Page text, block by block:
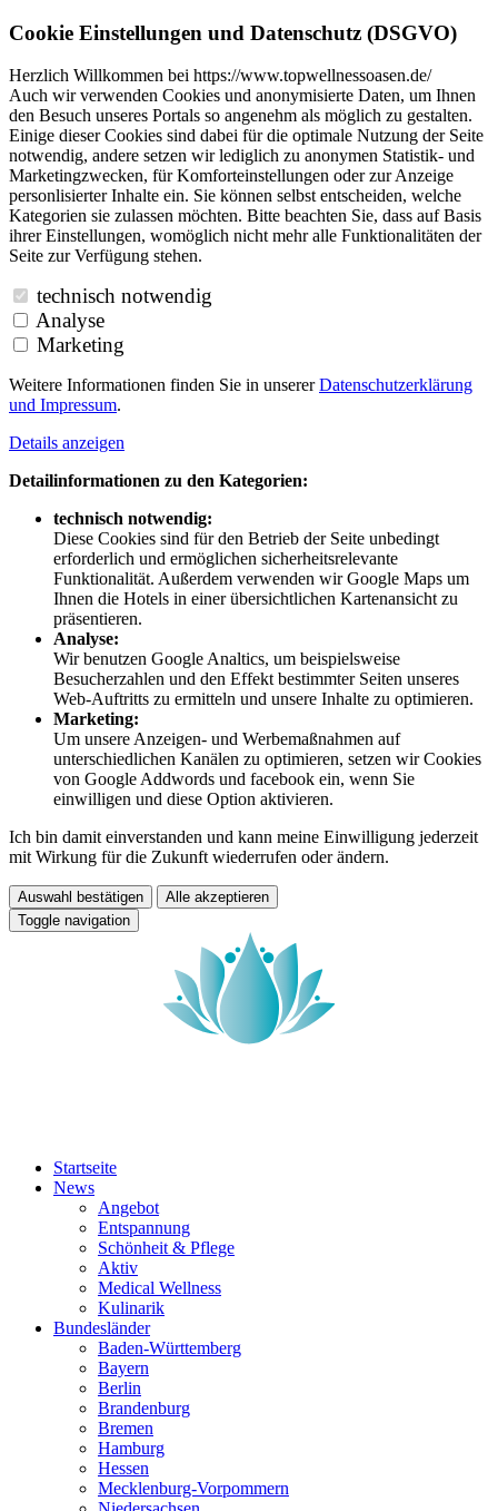
Cookie Einstellungen und Datenschutz (DSGVO)
Herzlich Willkommen bei https://www.topwellnessoasen.de/
Auch wir verwenden Cookies und anonymisierte Daten, um Ihnen
den Besuch unseres Portals so angenehm als möglich zu gestalten.
Einige dieser Cookies sind dabei für die optimale Nutzung der Seite
notwendig, andere setzen wir lediglich zu anonymen Statistik- und
Marketingzwecken, für Komforteinstellungen oder zur Anzeige
personlisierter Inhalte ein. Sie können selbst entscheiden, welche
Kategorien sie zulassen möchten. Bitte beachten Sie, dass auf Basis
ihrer Einstellungen, womöglich nicht mehr alle Funktionalitäten der
Seite zur Verfügung stehen.
technisch notwendig
Analyse
Marketing
Weitere Informationen finden Sie in unsererDatenschutzerklärung
und Impressum.
Details anzeigen
Detailinformationen zu den Kategorien:
technisch notwendig:
Diese Cookies sind für den Betrieb der Seite unbedingt
erforderlich und ermöglichen sicherheitsrelevante
Funktionalität. Außerdem verwenden wir Google Maps um
Ihnen die Hotels in einer übersichtlichen Kartenansicht zu
präsentieren.
Analyse:
Wir benutzen Google Analtics, um beispielsweise
Besucherzahlen und den Effekt bestimmter Seiten unseres
Web-Auftritts zu ermitteln und unsere Inhalte zu optimieren.
Marketing:
Um unsere Anzeigen- und Werbemaßnahmen auf
unterschiedlichen Kanälen zu optimieren, setzen wir Cookies
von Google Addwords und facebook ein, wenn Sie
einwilligen und diese Option aktivieren.
Ich bin damit einverstanden und kann meine Einwilligung jederzeit
mit Wirkung für die Zukunft wiederrufen oder ändern.
Auswahl bestätigen
Alle akzeptieren
Toggle navigation
Startseite
News
Angebot
Entspannung
Schönheit & Pflege
Aktiv
Medical Wellness
Kulinarik
Bundesländer
Baden-Württemberg
Bayern
Berlin
Brandenburg
Bremen
Hamburg
Hessen
Mecklenburg-Vorpommern